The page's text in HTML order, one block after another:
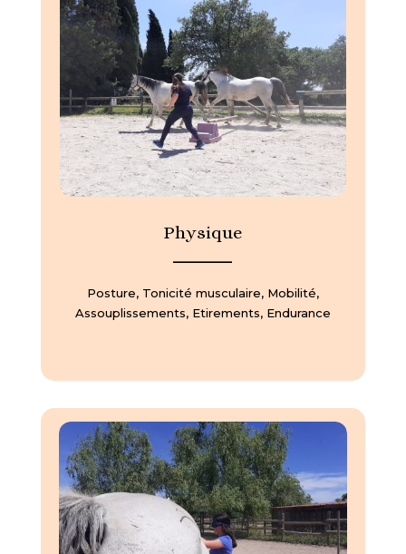
Physique
—————
Posture, Tonicité musculaire, Mobilité,
Assouplissements, Etirements, Endurance